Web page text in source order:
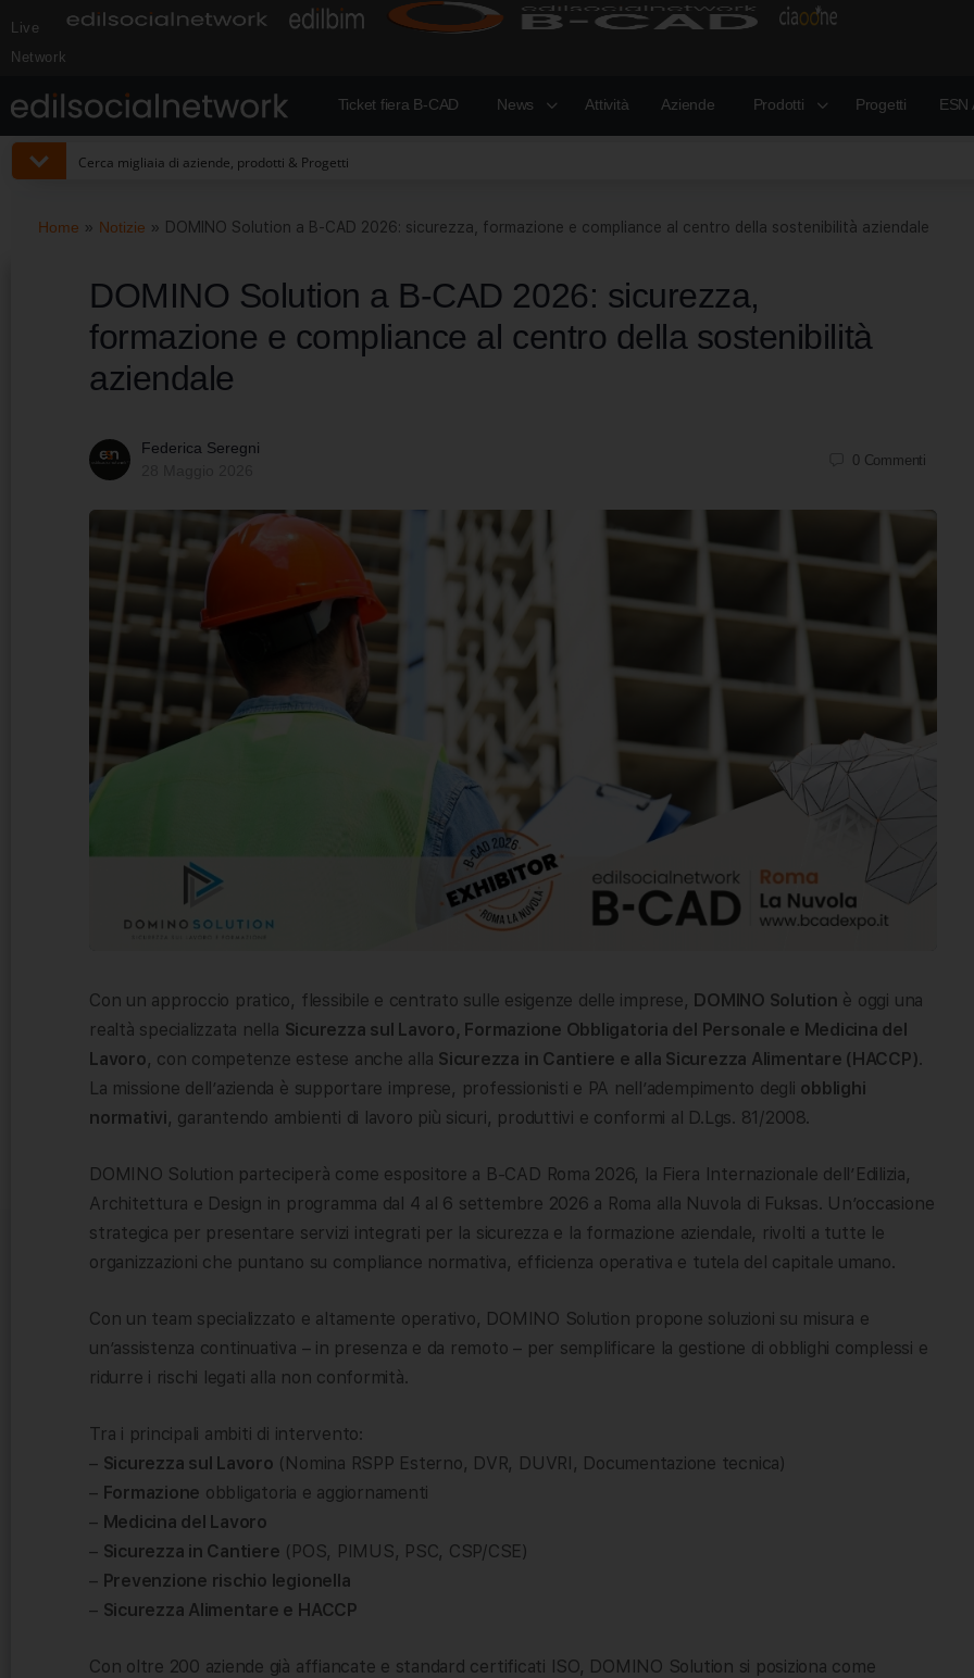
Live
Network
Ticket fiera B-CAD News Attività Aziende Prodotti Progetti ESN
Home » Notizie » DOMINO Solution a B-CAD 2026: sicurezza, formazione e compliance al centro della sostenibilità aziendale
DOMINO Solution a B-CAD 2026: sicurezza,
formazione e compliance al centro della sostenibilità
aziendale
Federica Seregni
0 Commenti
Con un approccio pratico, flessibile e centrato sulle esigenze delle imprese, DOMINO Solution è oggi una
realtà specializzata nella Sicurezza sul Lavoro, Formazione Obbligatoria del Personale e Medicina del
Lavoro, con competenze estese anche alla Sicurezza in Cantiere e alla Sicurezza Alimentare (HACCP).
La missione dell’azienda è supportare imprese, professionisti e PA nell’adempimento degli obblighi
normativi, garantendo ambienti di lavoro più sicuri, produttivi e conformi al D.Lgs. 81/2008.
DOMINO Solution parteciperà come espositore a B-CAD Roma 2026, la Fiera Internazionale dell’Edilizia,
Architettura e Design in programma dal 4 al 6 settembre 2026 a Roma alla Nuvola di Fuksas. Un’occasione
strategica per presentare servizi integrati per la sicurezza e la formazione aziendale, rivolti a tutte le
organizzazioni che puntano su compliance normativa, efficienza operativa e tutela del capitale umano.
Con un team specializzato e altamente operativo, DOMINO Solution propone soluzioni su misura e
un’assistenza continuativa – in presenza e da remoto – per semplificare la gestione di obblighi complessi e
ridurre i rischi legati alla non conformità.
Tra i principali ambiti di intervento:
– Sicurezza sul Lavoro (Nomina RSPP Esterno, DVR, DUVRI, Documentazione tecnica)
– Formazione obbligatoria e aggiornamenti
– Medicina del Lavoro
– Sicurezza in Cantiere (POS, PIMUS, PSC, CSP/CSE)
– Prevenzione rischio legionella
– Sicurezza Alimentare e HACCP
Con oltre 200 aziende già affiancate e standard certificati ISO, DOMINO Solution si posiziona come